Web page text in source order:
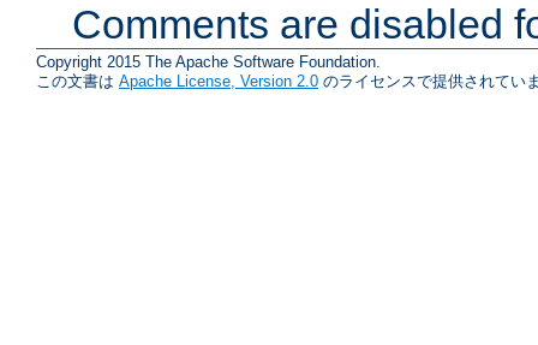
Comments are disabled
Copyright 2015 The Apache Software Foundation.
この文書は Apache License, Version 2.0 のライセンスで提供されてい